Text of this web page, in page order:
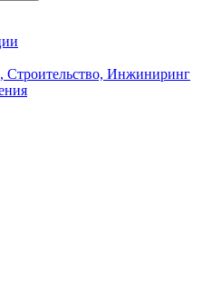
Строительство, Инжиниринг